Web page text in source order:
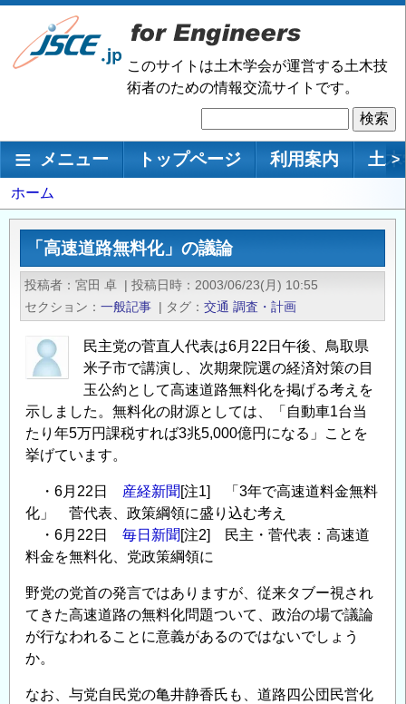
メ
ン
移
このサイトは土木学会が運営する土木技
術者のための情報交流サイトです。
索
メインナビゲーション
メニュー トップページ 利用案内 土 >
パ
ン
ず
ホーム
「高速道路無料化」の議論
投稿者 宮田 卓 | 投稿日時
2003/06/23(月) 10:55
セクション
一般記事 | タグ 交通 調査・計画
民主党の菅直人代表は6月22日午後、鳥取県
米子市で講演し、次期衆院選の経済対策の目
玉公約として高速道路無料化を掲げる考えを
示しました。無料化の財源としては、「自動車1台当
たり年5万円課税すれば3兆5,000億円になる」ことを
挙げています。
・6月22日 産経新聞 [注1] 「3年で高速道料金無料
化」 菅代表、政策綱領に盛り込む考え
・6月22日 毎日新聞 [注2] 民主・菅代表：高速道
料金を無料化、党政策綱領に
野党の党首の発言ではありますが、従来タブー視され
てきた高速道路の無料化問題ついて、政治の場で議論
が行なわれることに意義があるのではないでしょう
か。
なお、与党自民党の亀井静香氏も、道路四公団民営化